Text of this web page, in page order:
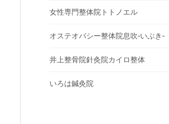
女性専門整体院トトノエル
オステオパシー整体院息吹‐いぶき‐
井上整骨院針灸院カイロ整体
いろは鍼灸院